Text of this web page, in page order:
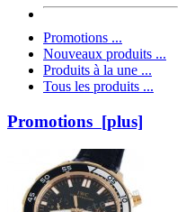
Promotions ...
Nouveaux produits ...
Produits à la une ...
Tous les produits ...
Promotions [plus]